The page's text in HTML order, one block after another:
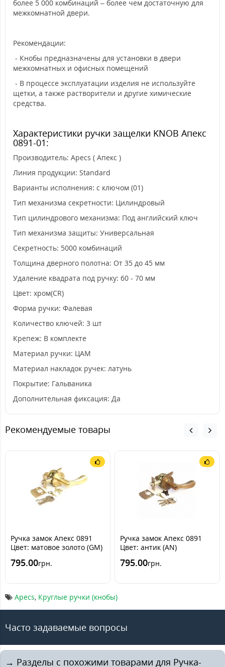
более 5 000 комбинаций – более чем достаточную для
межкомнатной двери.
Рекомендации:
- Кнобы предназначены для установки в двери
межкомнатных и офисных помещений
- В процессе эксплуатации изделия не используйте
щетки, а также растворители и другие химические
средства.
Характеристики ручки защелки KNOB Апекс
0891-01:
Производитель: Apecs ( Апекс )
Линия продукции: Standard
Варианты исполнения: с ключом (01)
Тип механизма секретности: Цилиндровый
Тип цилиндрового механизма: Под английский ключ
Тип механизма защиты: Универсальная
Секретность: 5000 комбинаций
Толщина дверного полотна: От 35 до 45 мм
Удаление квадрата под ручку: 60 - 70 мм
Цвет: хром(CR)
Форма ручки: Фалевая
Количество ключей: 3 шт
Крепеж: В комплекте
Материал ручки: ЦАМ
Материал накладок ручек: латунь
Покрытие: Гальваника
Дополнительная фиксация: Да
Рекомендуемые товары
Ручка замок Апекс 0891
Цвет: матовое золото (GM)
795.00грн.
Ручка замок Апекс 0891
Цвет: антик (AN)
795.00грн.
Apecs, Круглые ручки (кнобы)
Часто задаваемые вопросы
→ Разделы с похожими товарами для Ручка-